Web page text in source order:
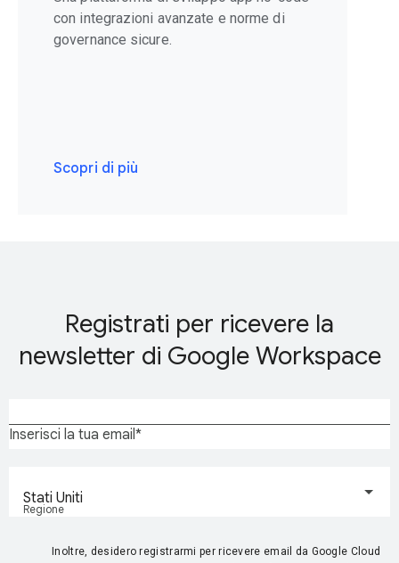
con integrazioni avanzate e norme di
governance sicure.
Scopri di più
Registrati per ricevere la
newsletter di Google Workspace
Inserisci la tua email
Regione
Stati Uniti
Inoltre, desidero registrarmi per ricevere email da Google Cloud